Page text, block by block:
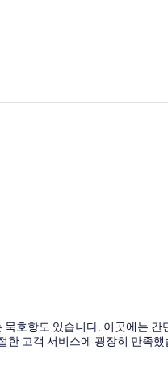
호항도 있습니다. 이곳에는
한 고객 서비스에 굉장히 만족했